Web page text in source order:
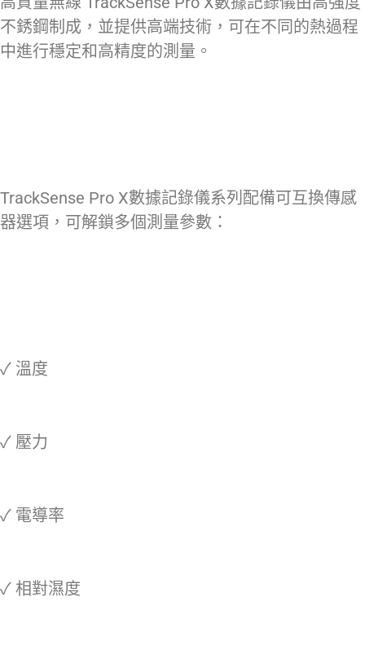
不銹鋼制成，並提供高端技術，可在不同的熱過程
中進行穩定和高精度的測量。
TrackSense Pro X數據記錄儀系列配備可互換傳感
器選項，可解鎖多個測量參數：
✓ 溫度
✓ 壓力
✓ 電導率
✓ 相對濕度